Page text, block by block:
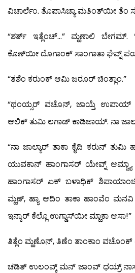
ವಿಚಾರ್ಲೆಂ. ತೊಪಾಸಿಚ್ಯಾ ಮತಿಂತ್‍ಯೀ ತೆಂ
“ಶರ್ತ್ ಇತ್ಲೆಂಚ್…” ಮ್ಹಣಾಲಿ ಬೇಗಮ್.
ಕೊಣ್‍ಯೀ ದೊಗಾಂಕ್ ಸಾಂಗಾತಾ ಘೆವ್ನ್
“ತಶೆಂ ಕರುಂಕ್ ಆಮಿ ಜರೂರ್ ಚಿಂತ್ಲಾಂ.”
“ಥಂಯ್ಸರ್ ವಚೊನ್, ಜಾಯ್ತೆ ಉಪಾಯ್
ಆಲಿಕ್ ತುಮಿ ಲಗಾಡ್ ಕಾಡಿಜಾಯ್. ನಾ
“ನಾ ಜಾಲ್ಯಾರ್ ತಾಕಾ ಕೈದಿ ಕರುನ್
ಯುವಕಾನ್ ಹಾಂಗಾಸರ್ ಯೇವ್ನ್
ಹಾಂಗಾಸರ್ ಏಕ್ ಬಳಾಧಿಕ್
ಮ್ಹಣ್, ಹ್ಯಾ ಆದಿಂ ತಾಕಾ ಹಾಂವೆಂ
ಇನ್ಕಾರ್ ಕೆಲ್ಲೊ ಉಗ್ಡಾಸ್‍ಯೀ ಮ್ಹಾಕಾ ಆಸಾ!”
ತಿತ್ಲೆಂ ಮ್ಹಣೊನ್, ತಿಣೆಂ ತಾಂಕಾಂ ವಚೊಂಕ್
ಚಡಿತ್ ಉಲಂವ್ಕ್ ಮನ್ ಜಾಂವ್ ಧಯ್ರ್